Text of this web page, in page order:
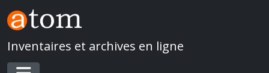
Skip to main content
Inventaires et archives en ligne